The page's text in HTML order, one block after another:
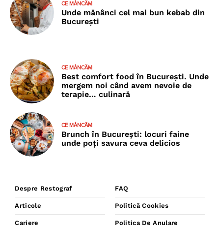
CE MÂNCĂM
Unde mănânci cel mai bun kebab din
București
CE MÂNCĂM
Best comfort food în București. Unde
mergem noi când avem nevoie de
terapie… culinară
CE MÂNCĂM
Brunch în București: locuri faine
unde poţi savura ceva delicios
Despre Restograf
Articole
Cariere
FAQ
Politică Cookies
Politica De Anulare